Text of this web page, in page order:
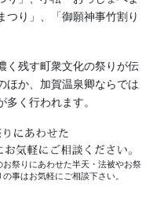
つり」、「御願神事竹割り
く残す町衆文化の祭りが伝
ほか、加賀温泉卿ならでは
く行われます。
祭りにあわせた半天・法被やお祭
事はお気軽にご相談下さい。